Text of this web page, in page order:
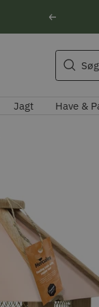
Forrige
Søg
Jagt Have &